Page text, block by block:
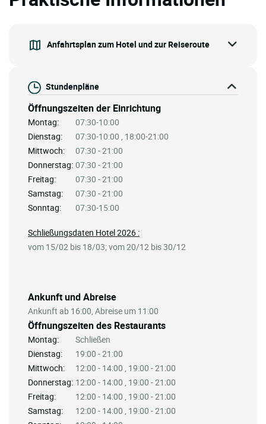
Anfahrtsplan zum Hotel und zur Reiseroute
Stundenpläne
Öffnungszeiten der Einrichtung
Montag:
07:30-10:00
Dienstag:
07:30-10:00 , 18:00-21:00
Mittwoch:
07:30 - 21:00
Donnerstag: 07:30 - 21:00
Freitag:
07:30 - 21:00
Samstag:
07:30 - 21:00
Sonntag:
07:30-15:00
Ankunft und Abreise
Ankunft ab 16:00, Abreise um 11:00
Öffnungszeiten des Restaurants
Montag:
Schließen
Dienstag:
19:00 - 21:00
Mittwoch:
12:00 - 14:00 , 19:00 - 21:00
Donnerstag: 12:00 - 14:00 , 19:00 - 21:00
Freitag:
12:00 - 14:00 , 19:00 - 21:00
Samstag:
12:00 - 14:00 , 19:00 - 21:00
Schließungsdaten Hotel 2026 :
vom 15/02 bis 18/03; vom 20/12 bis 30/12